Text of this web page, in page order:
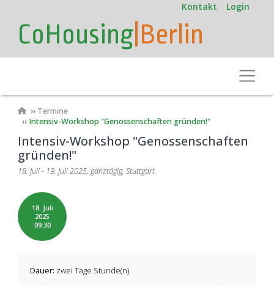
Inhaltaccount
menu
Kontakt Login
CoHousing |Berlin
Pfadnavigation
Termine
Intensiv-Workshop "Genossenschaften gründen!"
Intensiv-Workshop "Genossenschaften
gründen!"
18. Juli - 19. Juli 2025, ganztägig, Stuttgart
18. Juli
2025
09:30
Dauer: zwei Tage Stunde(n)